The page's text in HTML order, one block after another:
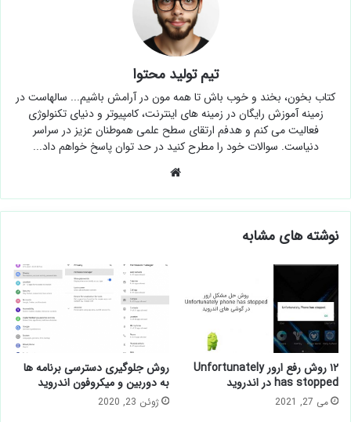
تیم تولید محتوا
کتاب بخون، بخند و خوب باش تا همه مون در آرامش باشیم... سالهاست در
زمینه آموزش رایگان در زمینه های اینترنت، کامپیوتر و دنیای تکنولوژی
فعالیت می کنم و هدفم ارتقای سطح علمی هموطنان عزیز در سراسر
دنیاست. سوالات خود را مطرح کنید در حد توان پاسخ خواهم داد...
نوشته های مشابه
۱۲ روش رفع ارور Unfortunately
has stopped در اندروید
می 27, 2021
روش جلوگیری دسترسی برنامه ها
به دوربین و میکروفون اندروید
ژوئن 23, 2020